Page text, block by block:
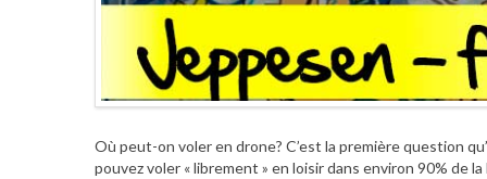
Où peut-on voler en drone? C’est la première question
pouvez voler « librement » en loisir dans environ 90% de